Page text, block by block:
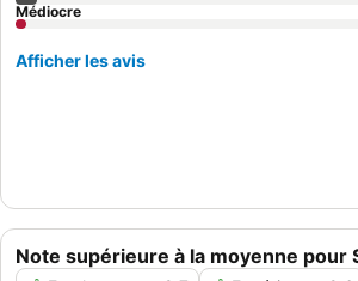
Note supérieure à la moyenne pour
Médiocre
Afficher les avis